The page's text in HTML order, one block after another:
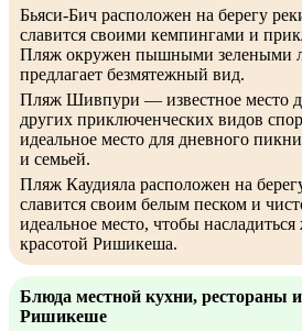
Бьяси-Бич расположен на берегу
славится своими кемпингами и
Пляж окружен пышными зелеными
предлагает безмятежный вид.
Пляж Шивпури — известное место
других приключенческих видов
идеальное место для дневного
и семьей.
Пляж Каудияла расположен на
славится своим белым песком и
идеальное место, чтобы
красотой Ришикеша.
Блюда местной кухни, рестораны
Ришикеше